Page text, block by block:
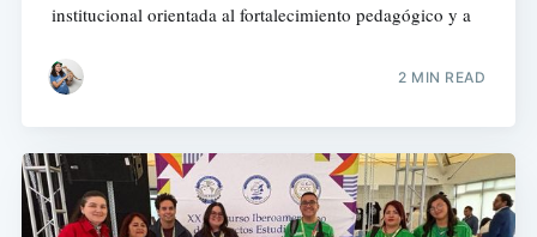
institucional orientada al fortalecimiento pedagógico y a
2 MIN READ